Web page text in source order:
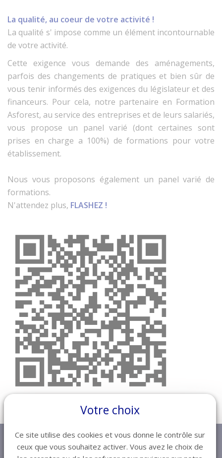
La qualité, au coeur de votre activité !
La qualité s' impose comme un élément incontournable
de votre activité.
Cette exigence vous demande des aménagements,
parfois des changements de pratiques et bien sûr de
vous tenir informés des exigences du législateur et des
financeurs. Pour cela, notre partenaire en Formation
Asforest, au service des entreprises et de leurs salariés,
vous propose un panel varié (dont certaines sont
prises en charge a 100%) de formations pour votre
établissement.
Nous vous proposons également un panel varié de
formations.
N'attendez plus, FLASHEZ !
FORMULAIRE ACTIONS COLLECTIVES DE
Votre choix
Ce site utilise des cookies et vous donne le contrôle sur
ceux que vous souhaitez activer. Vous avez le choix de